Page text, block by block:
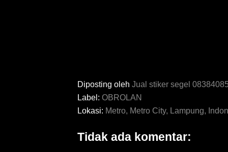
Diposting oleh Jual stiker segel
Label: OBROLAN
Lokasi: Metro, Metro City, Lampung,
Tidak ada komentar: